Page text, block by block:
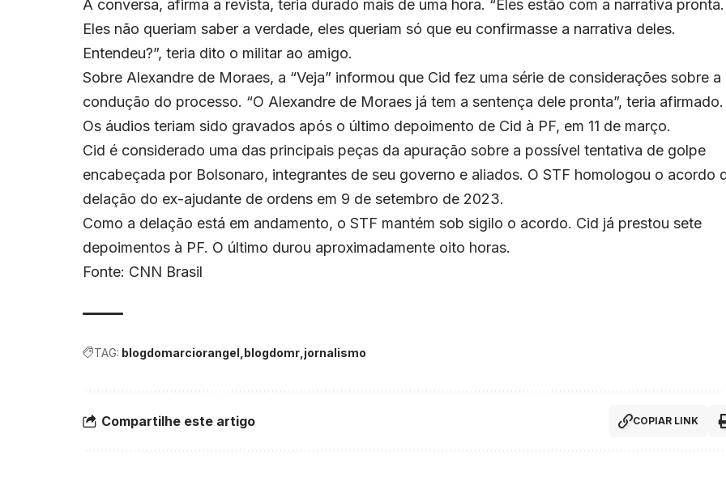
A conversa, afirma a revista, teria durado mais de uma hora. “Eles estão com a narrativa pronta.
Eles não queriam saber a verdade, eles queriam só que eu confirmasse a narrativa deles.
Entendeu?”, teria dito o militar ao amigo.
Sobre Alexandre de Moraes, a “Veja” informou que Cid fez uma série de considerações sobre a
condução do processo. “O Alexandre de Moraes já tem a sentença dele pronta”, teria afirmado.
Os áudios teriam sido gravados após o último depoimento de Cid à PF, em 11 de março.
Cid é considerado uma das principais peças da apuração sobre a possível tentativa de golpe
encabeçada por Bolsonaro, integrantes de seu governo e aliados. O STF homologou o acordo
delação do ex-ajudante de ordens em 9 de setembro de 2023.
Como a delação está em andamento, o STF mantém sob sigilo o acordo. Cid já prestou sete
depoimentos à PF. O último durou aproximadamente oito horas.
Fonte: CNN Brasil
TAG: blogdomarciorangel blogdomr jornalismo
Compartilhe este artigo COPIAR LINK